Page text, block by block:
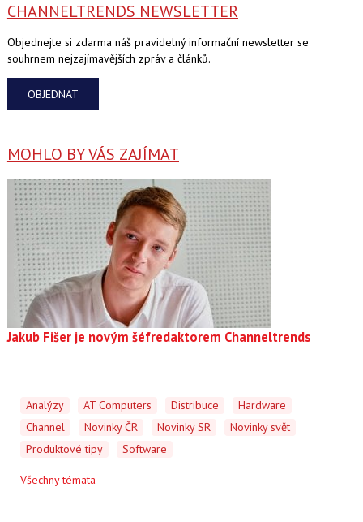
CHANNELTRENDS NEWSLETTER
Objednejte si zdarma náš pravidelný informační newsletter se
souhrnem nejzajímavějších zpráv a článků.
OBJEDNAT
MOHLO BY VÁS ZAJÍMAT
Jakub Fišer je novým šéfredaktorem Channeltrends
Analýzy AT Computers Distribuce
Hardware
Channel
Novinky ČR Novinky SR
Novinky svět
Produktové tipy
Software
Všechny témata